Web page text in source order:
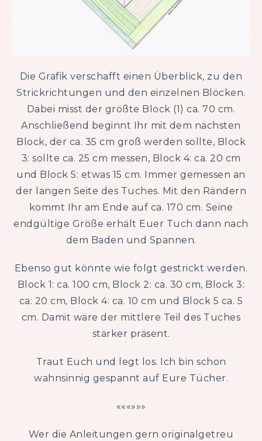
Die Grafik verschafft einen Überblick, zu den
Strickrichtungen und den einzelnen Blöcken.
Dabei misst der größte Block (1) ca. 70 cm.
Anschließend beginnt Ihr mit dem nächsten
Block, der ca. 35 cm groß werden sollte, Block
3: sollte ca. 25 cm messen, Block 4: ca. 20 cm
und Block 5: etwas 15 cm. Immer gemessen an
der langen Seite des Tuches. Mit den Rändern
kommt Ihr am Ende auf ca. 170 cm. Seine
endgültige Größe erhält Euer Tuch dann nach
dem Baden und Spannen.
Ebenso gut könnte wie folgt gestrickt werden.
Block 1: ca. 100 cm, Block 2: ca. 30 cm, Block 3:
ca: 20 cm, Block 4: ca. 10 cm und Block 5 ca. 5
cm. Damit wäre der mittlere Teil des Tuches
stärker präsent.
Traut Euch und legt los. Ich bin schon
wahnsinnig gespannt auf Eure Tücher.
«««»»»
Wer die Anleitungen gern originalgetreu